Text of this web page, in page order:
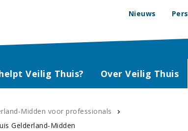
Nieuws Pers
Veilig Thuis? Over Veilig Thuis
Midden voor professionals
Gelderland-Midden